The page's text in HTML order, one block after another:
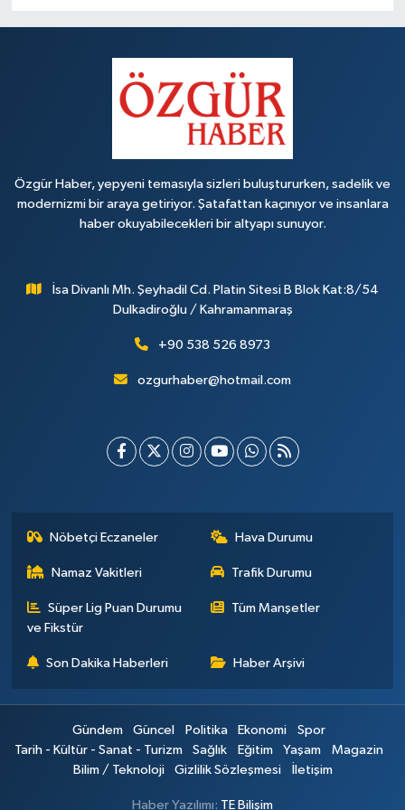
Özgür Haber, yepyeni temasıyla sizleri buluştururken, sadelik ve
modernizmi bir araya getiriyor. Şatafattan kaçınıyor ve insanlara
haber okuyabilecekleri bir altyapı sunuyor.
İsa Divanlı Mh. Şeyhadil Cd. Platin Sitesi B Blok Kat:8/54
Dulkadiroğlu / Kahramanmaraş
+90 538 526 8973
ozgurhaber@hotmail.com
Nöbetçi Eczaneler Hava Durumu
Namaz Vakitleri Trafik Durumu
Süper Lig Puan Durumu
ve Fikstür
Tüm Manşetler
Son Dakika Haberleri Haber Arşivi
Gündem Güncel Politika Ekonomi
Spor
Tarih - Kültür - Sanat - Turizm
Sağlık Eğitim Yaşam
Magazin
Bilim / Teknoloji
Gizlilik Sözleşmesi İletişim
Haber Yazılımı: TE Bilişim